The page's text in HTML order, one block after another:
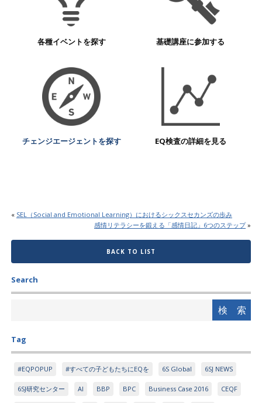
各種イベントを探す 基礎講座に参加する
チェンジエージェントを探す EQ検査の詳細を見る
« SEL（Social and Emotional Learning）におけるシックスセカンズの歩み
感情リテラシーを鍛える「感情日記」6つのステップ»
BACK TO LIST
Search
Tag
#EQPOPUP #すべての子どもたちにEQを 6S Global 6SJ NEWS
6SJ研究センター AI BBP BPC Business Case 2016 CEQF